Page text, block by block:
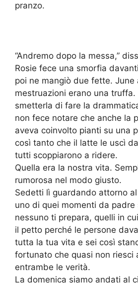
pranzo.
“Andremo dopo la messa,”
Rosie fece una smorfia
poi ne mangiò due fette. June
mestruazioni erano una truffa.
smetterla di fare la
non fece notare che anche la
aveva coinvolto pianti su una
così tanto che il latte le uscì
tutti scoppiarono a ridere.
Quella era la nostra vita.
rumorosa nel modo giusto.
Sedetti lì guardando attorno
uno di quei momenti da padre
nessuno ti prepara, quelli in
il petto perché le persone
tutta la tua vita e sei così
fortunato che quasi non riesci
entrambe le verità.
La domenica siamo andati al